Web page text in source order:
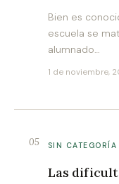
Bien es
escuela se
alumnado…
1 de noviembre,
05 SIN CATEGORÍA
Las